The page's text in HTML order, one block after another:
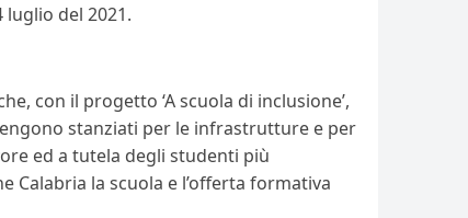
del 2021.
con il progetto ‘A scuola di inclusione’,
stanziati per le infrastrutture e per
ed a tutela degli studenti più
Calabria la scuola e l’offerta formativa